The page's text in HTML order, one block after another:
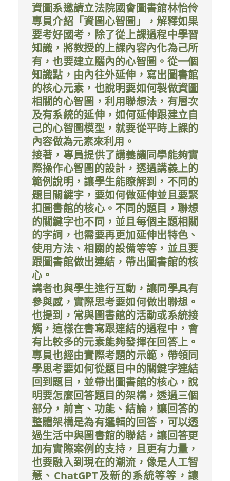
資圖系邀請立法院國會圖書館林怡伶
專員介紹「資圖心智圖」，解釋如果
要考好國考，除了從上課過程中學習
知識，將教授的上課內容內化為己所
有，也要建立腦內的心智圖。從一個
知識點，由內往外延伸，寫出圖書館
的核心元素，也說明要如何製做資圖
相關的心智圖，利用聯想法，有層次
及有系統的延伸，如何延伸跟建立自
己的心智圖模型，就要從平時上課的
內容做為元素來利用。
接著，專員提供了講義讓同學能夠實
際操作心智圖的設計，透過講義上的
範例說明，讓學生能瞭解到，不同的
題目關鍵字，要如何做延伸並且要緊
扣圖書館的核心。不同的題目，聯想
的關鍵字也不同，並且每個主題相關
的字詞，也需要再更加延伸出特色、
使用方法、相關的設備等等，並且要
跟圖書館做出連結，帶出圖書館的核
心。
講者也與學生進行互動，讓同學具有
參與感，實際思考要如何做出聯想。
也提到，常與圖書館的活動或系統接
觸，這樣在書寫跟連結的過程中，會
有比較多的元素能夠發揮在回答上。
專員也經由實際考題的示範，帶領同
學思考要如何從題目中的關鍵字連結
回到題目，並帶出圖書館的核心，說
明要怎麼回答題目的架構，透過三個
部分，前言、功能、結論，讓回答的
整體架構是為有邏輯的回答，可以透
過生活中與圖書館的聯結，讓回答更
加有實際案例的支持，且更有力量，
也要融入到現在的潮流，像是人工智
慧、ChatGPT及新的系統等等，讓